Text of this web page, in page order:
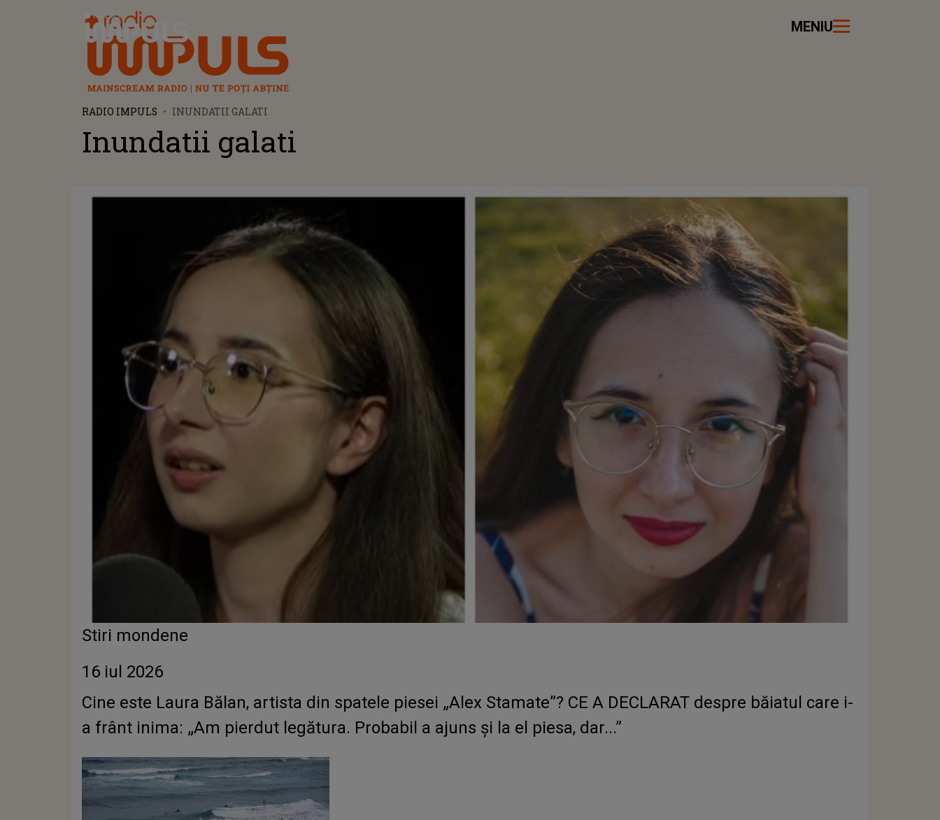
Radio Impuls MENIU
RADIO IMPULS INUNDATII GALATI
Inundatii galati
Stiri mondene
16 iul 2026
Cine este Laura Bălan, artista din spatele piesei „Alex Stamate”? CE A DECLARAT despre băiatul care i-
a frânt inima: „Am pierdut legătura. Probabil a ajuns și la el piesa, dar...”